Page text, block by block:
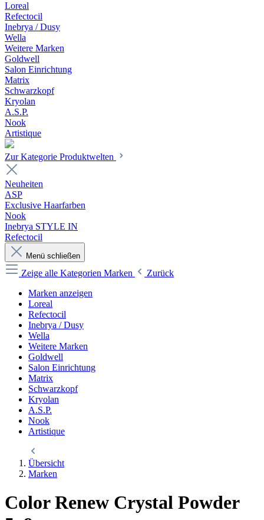
Loreal
Refectocil
Inebrya / Dusy
Wella
Weitere Marken
Goldwell
Salon Einrichtung
Matrix
Schwarzkopf
Kryolan
A.S.P.
Nook
Artistique
Zur Kategorie Produktwelten
Neuheiten
ASP
Exclusive Haarfarben
Nook
Inebrya STYLE IN
Refectocil
Menü schließen
Zeige alle Kategorien Marken
Zurück
Marken anzeigen
Loreal
Refectocil
Inebrya / Dusy
Wella
Weitere Marken
Goldwell
Salon Einrichtung
Matrix
Schwarzkopf
Kryolan
A.S.P.
Nook
Artistique
Übersicht
Marken
Color Renew Crystal Powder